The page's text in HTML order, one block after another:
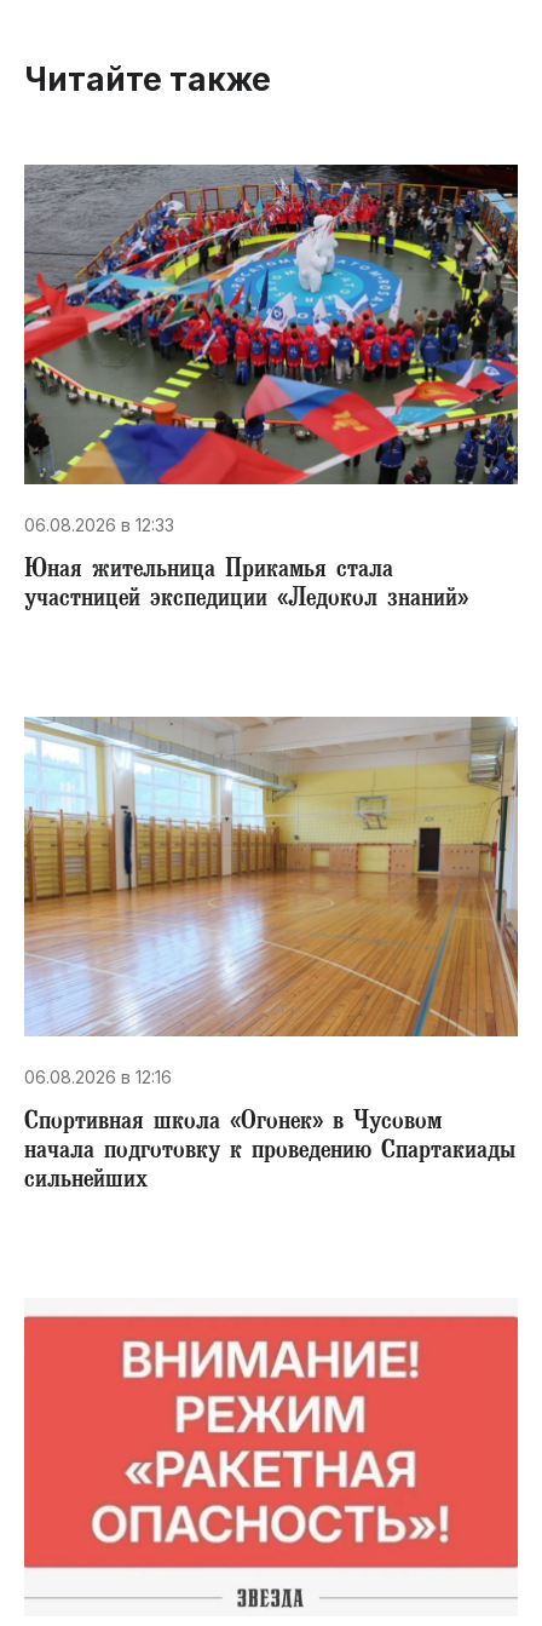
Читайте также
06.08.2026 в 12:33
Юная жительница Прикамья стала
участницей экспедиции «Ледокол знаний»
06.08.2026 в 12:16
Спортивная школа «Огонек» в Чусовом
начала подготовку к проведению Спартакиады
сильнейших